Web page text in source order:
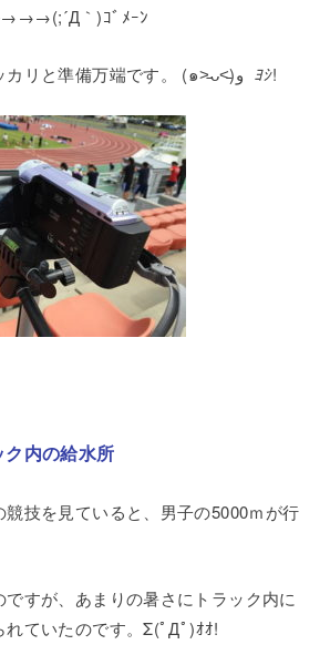
｀)ｺﾞﾒｰﾝ
ﾖｼ!
内の給水所
技を見ていると、男子の5000ｍが行
すが、あまりの暑さにトラック内に
れていたのです。Σ(ﾟДﾟ)ｵｵ!